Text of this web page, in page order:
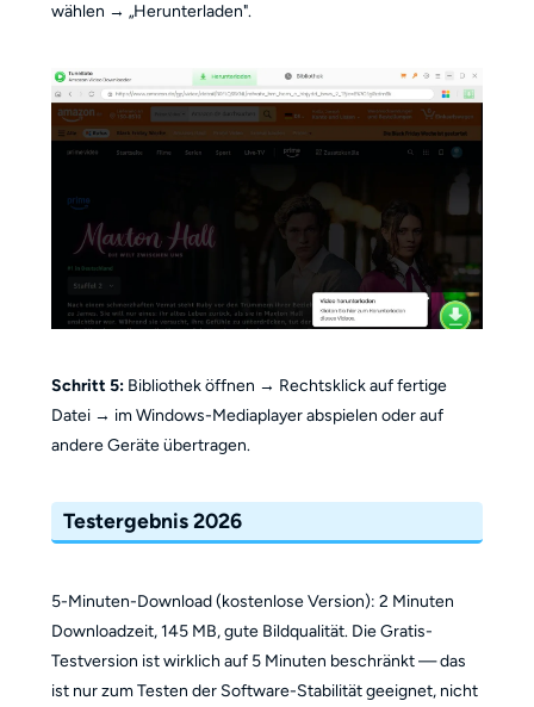
wählen → „Herunterladen".
Schritt 5:Bibliothek öffnen → Rechtsklick auf fertige
Datei → im Windows-Mediaplayer abspielen oder auf
andere Geräte übertragen.
Testergebnis 2026
5-Minuten-Download (kostenlose Version): 2 Minuten
Downloadzeit, 145 MB, gute Bildqualität. Die Gratis-
Testversion ist wirklich auf 5 Minuten beschränkt — das
ist nur zum Testen der Software-Stabilität geeignet, nicht